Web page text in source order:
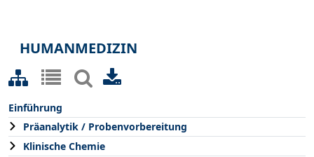
HUMANMEDIZIN
Einführung
Präanalytik / Probenvorbereitung
Klinische Chemie